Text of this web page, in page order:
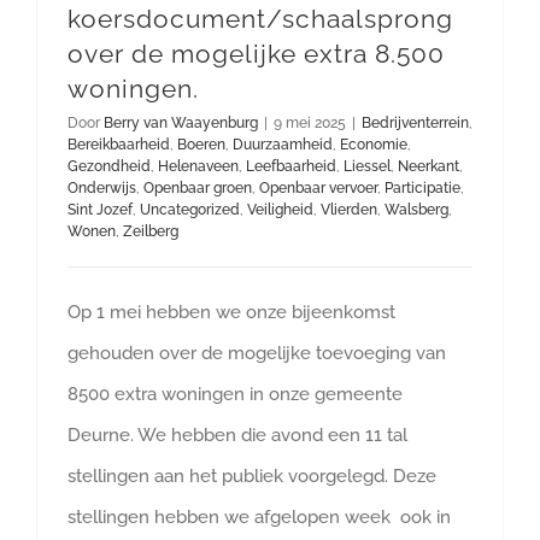
koersdocument/schaalsprong
over de mogelijke extra 8.500
woningen.
Door Berry van Waayenburg 9 mei 2025 Bedrijventerrein,
Bereikbaarheid, Boeren, Duurzaamheid, Economie,
Gezondheid, Helenaveen, Leefbaarheid, Liessel, Neerkant,
Onderwijs, Openbaar groen, Openbaar vervoer, Participatie,
Sint Jozef, Uncategorized, Veiligheid, Vlierden, Walsberg,
Wonen, Zeilberg
Op 1 mei hebben we onze bijeenkomst
gehouden over de mogelijke toevoeging van
8500 extra woningen in onze gemeente
Deurne. We hebben die avond een 11 tal
stellingen aan het publiek voorgelegd. Deze
stellingen hebben we afgelopen week ook in